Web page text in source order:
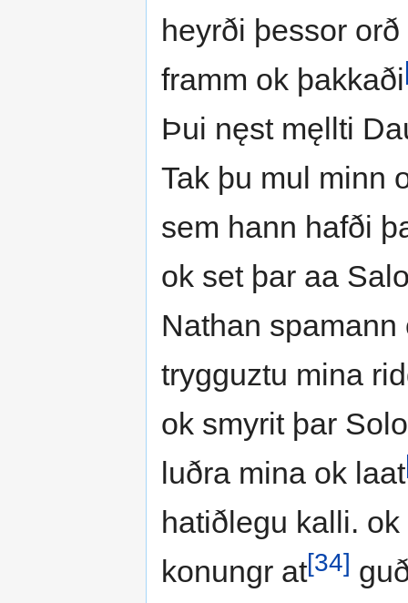
heyrði þessor
framm ok þakkaði
Þui nęst męllti
Tak þu mul minn
sem hann hafði
ok set þar aa
Nathan
trygguztu mina
ok smyrit þar
luðra mina ok laat
hatiðlegu kalli.
konungr at[34]